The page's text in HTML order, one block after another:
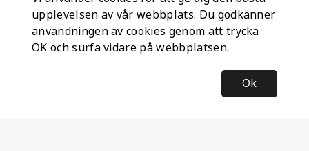
upplevelsen av vår webbplats. Du godkänner
användningen av cookies genom att trycka
OK och surfa vidare på webbplatsen.
Ok